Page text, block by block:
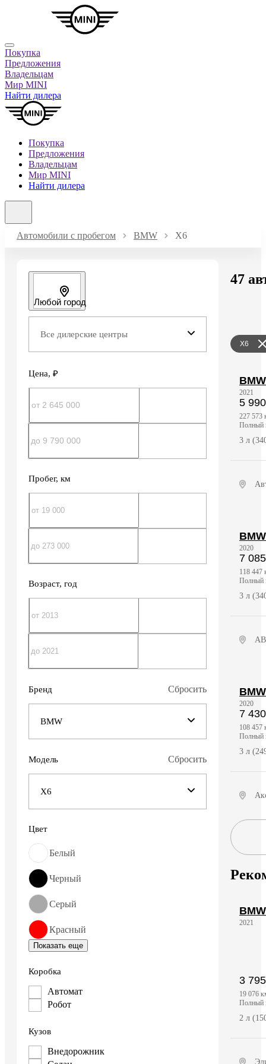
Покупка
Предложения
Владельцам
Мир MINI
Найти дилера
Покупка
Предложения
Владельцам
Мир MINI
Найти дилера
Автомобили с пробегом BMW X6
Любой город
Все дилерские центры
Цена, ₽
Пробег, км
Возраст, год
Бренд Сбросить
BMW
Модель Сбросить
X6
Цвет
Белый
Черный
Серый
Красный
Показать еще
Коробка
Автомат
Робот
Кузов
Внедорожник
47
X6
2021
5
227 573
3 л
2020
7
118 447
3 л
2020
7
108 457
3 л
2021
3
19 076
2 л